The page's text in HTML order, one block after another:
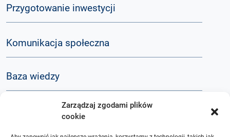
Zarządzaj zgodami plików
cookie
Przygotowanie inwestycji
Komunikacja społeczna
Baza wiedzy